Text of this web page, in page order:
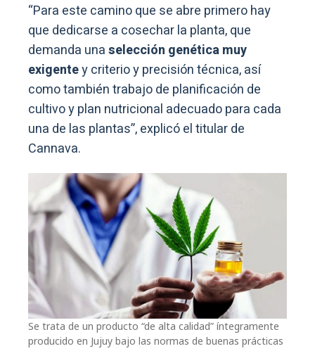
“Para este camino que se abre primero hay
que dedicarse a cosechar la planta, que
demanda unaselección genética muy
exigentey criterio y precisión técnica, así
como también trabajo de planificación de
cultivo y plan nutricional adecuado para cada
una de las plantas”, explicó el titular de
Cannava.
Se trata de un producto “de alta calidad” íntegramente
producido en Jujuy bajo las normas de buenas prácticas